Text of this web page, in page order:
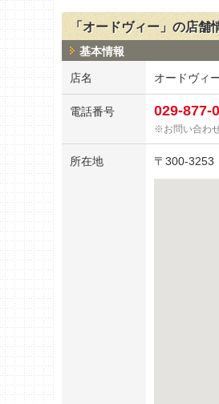
「オードヴィー」の店舗
基本情報
店名 オードヴィ
電話番号 029-877-
お問い合わ
所在地 〒 300-3253